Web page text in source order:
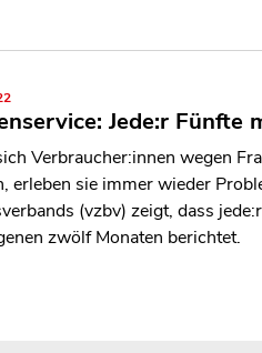
Jede:r Fünfte
Verbraucher:innen wegen
erleben sie immer wieder
(vzbv) zeigt, dass
zwölf Monaten berichtet.